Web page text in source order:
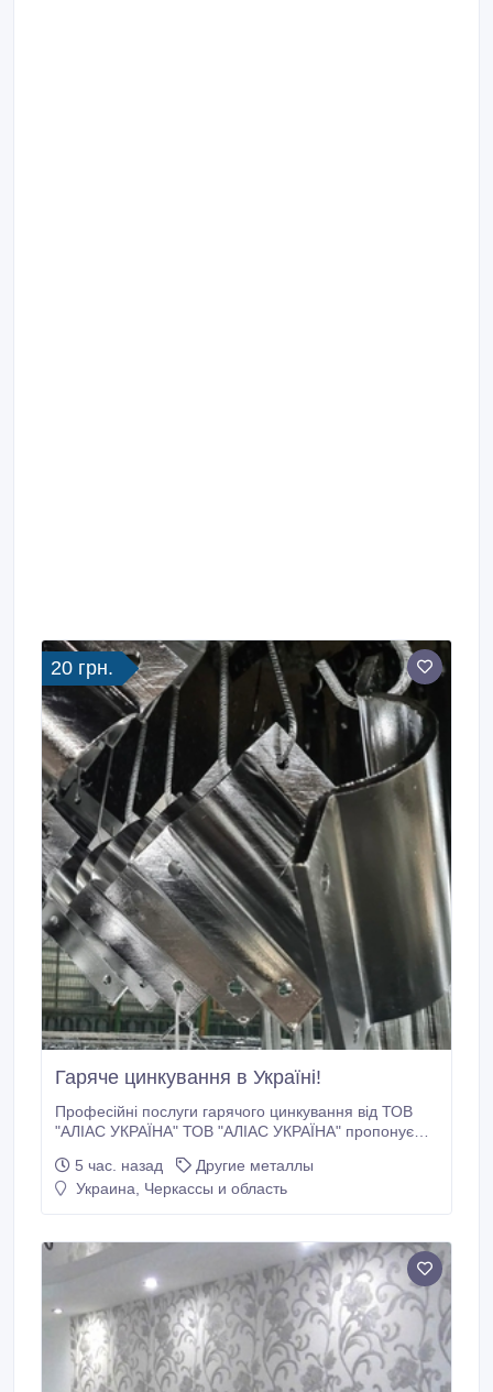
20 грн.
Гаряче цинкування в Україні!
Професійні послуги гарячого цинкування від ТОВ
"АЛІАС УКРАЇНА" ТОВ "АЛІАС УКРАЇНА" пропонує
забезпечуючи надійний захист металоконструкцій
від корозії. Ми використовуємо передові технології
5 час. назад
Другие металлы
Украина, Черкассы и область